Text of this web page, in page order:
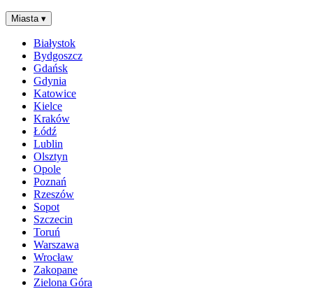
Miasta ▾
Białystok
Bydgoszcz
Gdańsk
Gdynia
Katowice
Kielce
Kraków
Łódź
Lublin
Olsztyn
Opole
Poznań
Rzeszów
Sopot
Szczecin
Toruń
Warszawa
Wrocław
Zakopane
Zielona Góra